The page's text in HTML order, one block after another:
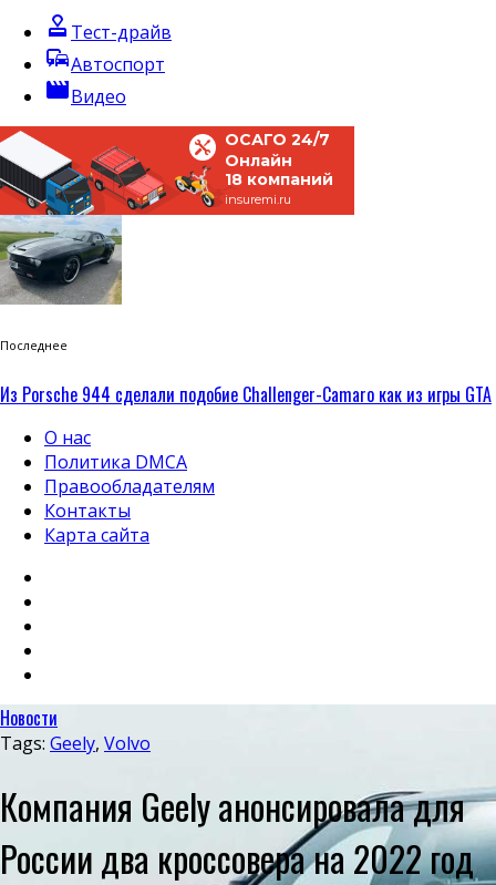
approval Тест-драйв
commuteАвтоспорт
movieВидео
ОСАГО 24/7
Онлайн
18 компаний
insuremi.ru
Последнее
Из Porsche 944 сделали подобие Challenger-Camaro как из игры GTA
О нас
Политика DMCA
Правообладателям
Контакты
Карта сайта
Новости
Tags: Geely, Volvo
Компания Geely анонсировала для
России два кроссовера на 2022 год